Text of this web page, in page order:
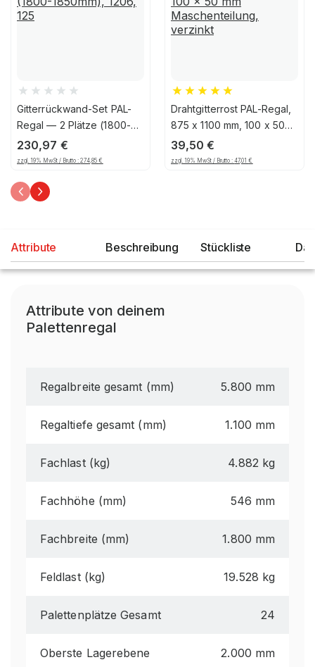
Gitterrückwand-Set PAL-
Regal — 2 Plätze (1800-
1850mm), 1206, 125
230,97 €
zzgl. 19% MwSt / Brutto :274,85€
Drahtgitterrost PAL-Regal,
875 x 1100 mm, 100 x 50
mm Maschenteilung,
verzinkt
39,50€
zzgl. 19% MwSt / Brutto :47,01€
Attribute Beschreibung Stückliste
Attribute von deinem
Palettenregal
Regalbreite gesamt (mm) 5.800 mm
Regaltiefe gesamt (mm) 1.100 mm
Fachlast (kg) 4.882 kg
Fachhöhe (mm) 546 mm
Fachbreite (mm) 1.800 mm
Feldlast (kg) 19.528 kg
Palettenplätze Gesamt 24
Oberste Lagerebene 2.000 mm